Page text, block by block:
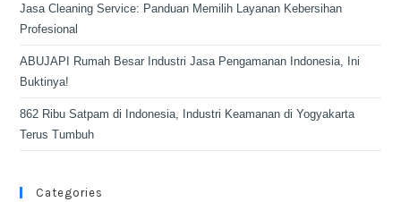
Jasa Cleaning Service: Panduan Memilih Layanan Kebersihan
Profesional
ABUJAPI Rumah Besar Industri Jasa Pengamanan Indonesia, Ini
Buktinya!
862 Ribu Satpam di Indonesia, Industri Keamanan di Yogyakarta
Terus Tumbuh
Categories